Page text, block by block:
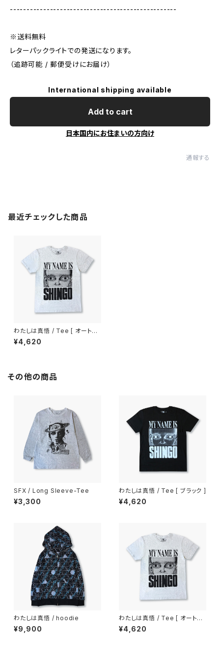
--------------------------------------------------
※送料無料
レターパックライトでの発送になります。
（追跡可能 / 郵便受けにお届け）
International shipping available
Add to cart
日本国内にお住まいの方向け
通報する
最近チェックした商品
わたしは真悟 / Tee [ オートミ
ール ]
¥4,620
その他の商品
SFX / Long Sleeve-Tee
¥3,300
わたしは真悟 / Tee [ ブラック ]
¥4,620
わたしは真悟 / hoodie
¥9,900
わたしは真悟 / Tee [ オートミ
ール ]
¥4,620